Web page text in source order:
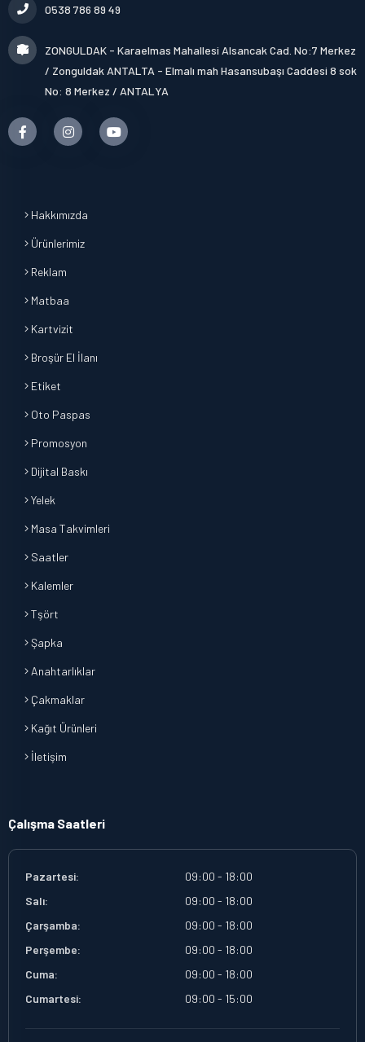
0538 786 89 49
ZONGULDAK - Karaelmas Mahallesi Alsancak Cad. No:7 Merkez
/ Zonguldak ANTALTA - Elmalı mah Hasansubaşı Caddesi 8 sok
No: 8 Merkez / ANTALYA
Hakkımızda
Ürünlerimiz
Reklam
Matbaa
Kartvizit
Broşür El İlanı
Etiket
Oto Paspas
Promosyon
Dijital Baskı
Yelek
Masa Takvimleri
Saatler
Kalemler
Tşört
Şapka
Anahtarlıklar
Çakmaklar
Kağıt Ürünleri
İletişim
Çalışma Saatleri
Pazartesi:
09:00 - 18:00
Salı:
09:00 - 18:00
Çarşamba:
09:00 - 18:00
Perşembe:
09:00 - 18:00
Cuma:
09:00 - 18:00
Cumartesi:
09:00 - 15:00